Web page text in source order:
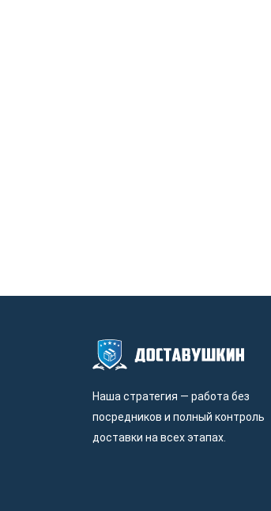
Наша стратегия — работа без
посредников и полный контроль
доставки на всех этапах.